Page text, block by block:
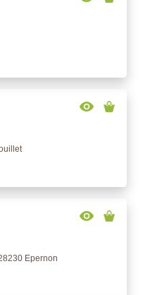
Epernon